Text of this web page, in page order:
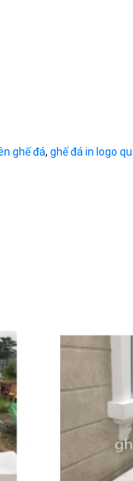
ghế đá, ghế đá in logo